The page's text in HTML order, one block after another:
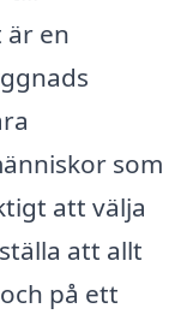
är en
som
att välja
att allt
på ett